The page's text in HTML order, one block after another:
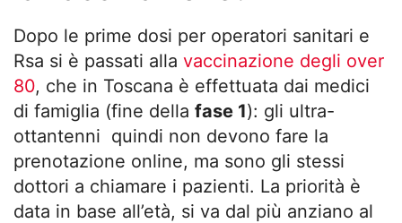
Dopo le prime dosi per operatori sanitari e
Rsa si è passati alla vaccinazione degli over
80, che in Toscana è effettuata dai medici
di famiglia (fine della fase 1): gli ultra-
ottantenni quindi non devono fare la
prenotazione online, ma sono gli stessi
dottori a chiamare i pazienti. La priorità è
data in base all’età, si va dal più anziano al